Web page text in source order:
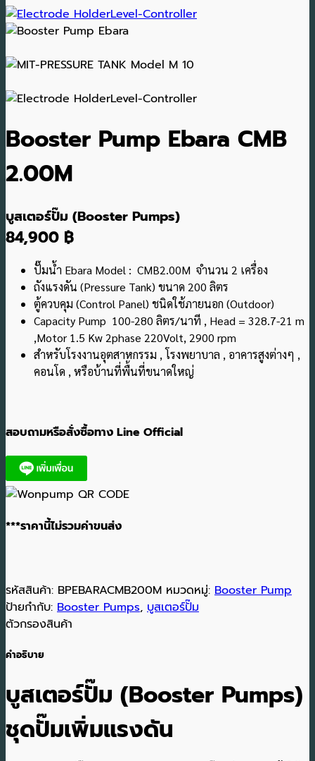
Booster Pump Ebara CMB
2.00M
บูสเตอร์ปั๊ม (Booster Pumps)
84,900 ฿
ปั๊มน้ำ Ebara Model : CMB2.00M จำนวน 2 เครื่อง
ถังแรงดัน (Pressure Tank) ขนาด 200 ลิตร
ตู้ควบคุม (Control Panel) ชนิดใช้ภายนอก (Outdoor)
Capacity Pump 100-280 ลิตร/นาที , Head = 328.7-21 m
,Motor 1.5 Kw 2phase 220Volt, 2900 rpm
สำหรับโรงงานอุตสาหกรรม , โรงพยาบาล , อาคารสูงต่างๆ ,
คอนโด , หรือบ้านที่พื้นที่ขนาดใหญ่
สอบถามหรือสั่งซื้อทาง Line Official
***ราคานี้ไม่รวมค่าขนส่ง
รหัสสินค้า: BPEBARACMB200M หมวดหมู่: Booster Pump
ป้ายกำกับ: Booster Pumps, บูสเตอร์ปั๊ม
ตัวกรองสินค้า
คำอธิบาย
บูสเตอร์ปั๊ม (Booster Pumps)
ชุดปั๊มเพิ่มแรงดัน